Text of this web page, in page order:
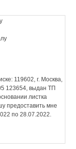
119602, г. Москва,
123654, выдан ТП
листка
предоставить мне
по 28.07.2022.